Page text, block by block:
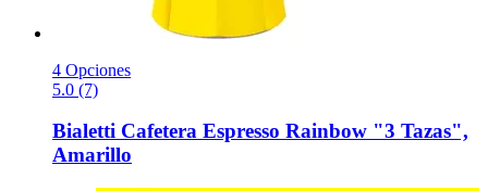
4 Opciones
5.0 (7)
Bialetti Cafetera Espresso Rainbow "3 Tazas",
Amarillo